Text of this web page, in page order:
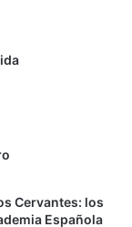
Cervantes: los
Española